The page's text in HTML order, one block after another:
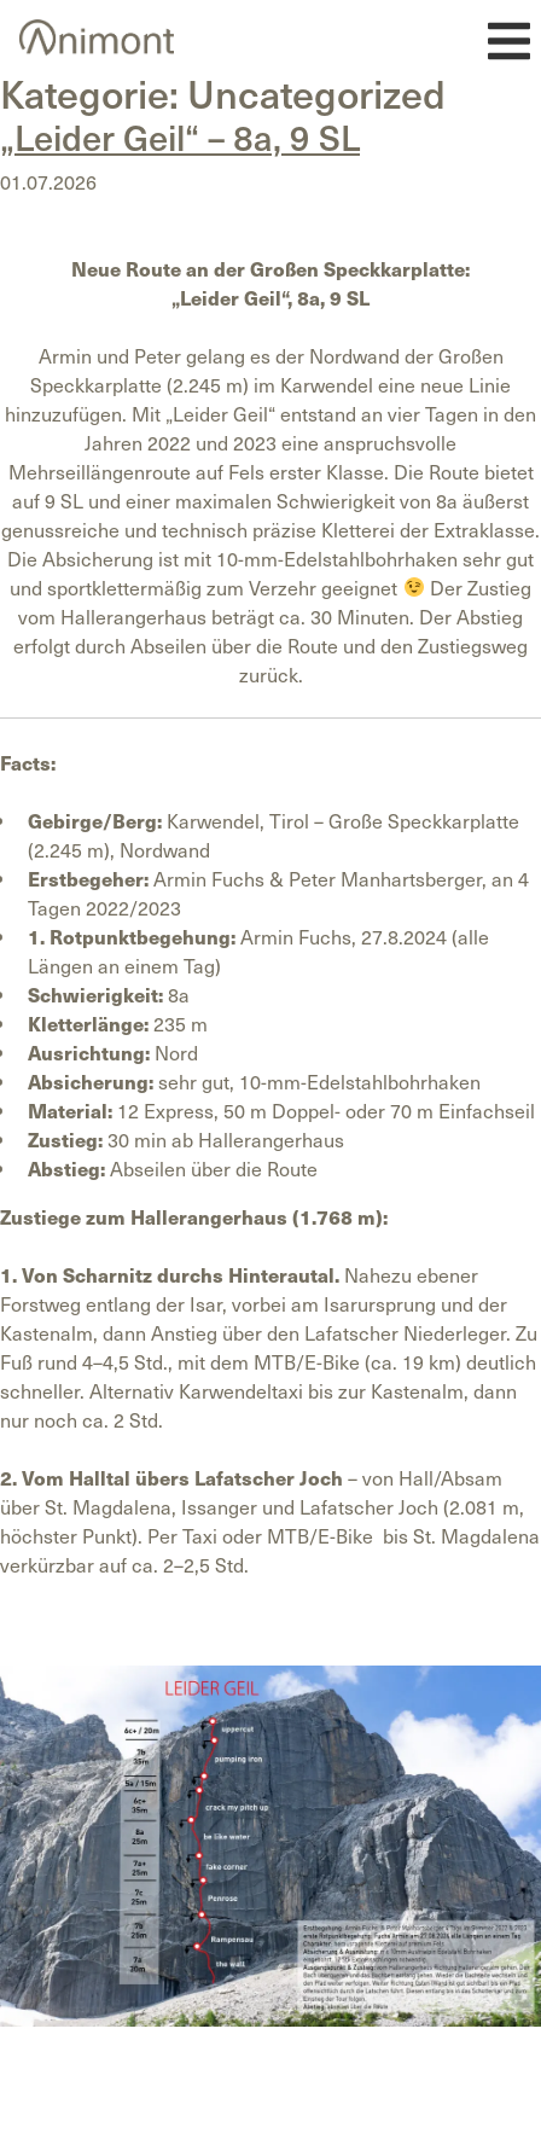
Skip
Kategorie: Uncategorized
„Leider Geil“ – 8a, 9 SL
01.07.2026
Neue Route an der Großen Speckkarplatte:
„Leider Geil“, 8a, 9 SL
Armin und Peter gelang es der Nordwand der Großen
Speckkarplatte (2.245 m) im Karwendel eine neue Linie
hinzuzufügen. Mit „Leider Geil“ entstand an vier Tagen in den
Jahren 2022 und 2023 eine anspruchsvolle
Mehrseillängenroute auf Fels erster Klasse. Die Route bietet
auf 9 SL und einer maximalen Schwierigkeit von 8a äußerst
genussreiche und technisch präzise Kletterei der Extraklasse.
Die Absicherung ist mit 10-mm-Edelstahlbohrhaken sehr gut
und sportklettermäßig zum Verzehr geeignet
Der Zustieg
vom Hallerangerhaus beträgt ca. 30 Minuten. Der Abstieg
erfolgt durch Abseilen über die Route und den Zustiegsweg
zurück.
Facts:
Gebirge/Berg: Karwendel, Tirol – Große Speckkarplatte
(2.245 m), Nordwand
Erstbegeher:Armin Fuchs & Peter Manhartsberger, an 4
Tagen 2022/2023
1. Rotpunktbegehung:Armin Fuchs, 27.8.2024 (alle
Längen an einem Tag)
Schwierigkeit:8a
Kletterlänge:235 m
Ausrichtung: Nord
Absicherung:sehr gut, 10-mm-Edelstahlbohrhaken
Material: 12 Express, 50 m Doppel- oder 70 m Einfachseil
Zustieg: 30 min ab Hallerangerhaus
Abstieg:Abseilen über die Route
Zustiege zum Hallerangerhaus (1.768 m):
1. Von Scharnitz durchs Hinterautal. Nahezu ebener
Forstweg entlang der Isar, vorbei am Isarursprung und der
Kastenalm, dann Anstieg über den Lafatscher Niederleger. Zu
Fuß rund 4–4,5 Std., mit dem MTB/E-Bike (ca. 19 km) deutlich
schneller. Alternativ Karwendeltaxi bis zur Kastenalm, dann
nur noch ca. 2 Std.
2. Vom Halltal übers Lafatscher Joch – von Hall/Absam
über St. Magdalena, Issanger und Lafatscher Joch (2.081 m,
höchster Punkt). Per Taxi oder MTB/E-Bike bis St. Magdalena
verkürzbar auf ca. 2–2,5 Std.